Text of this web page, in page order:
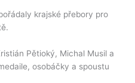
krajské přebory pro
Pětioký, Michal Musil a
osobáčky a spoustu